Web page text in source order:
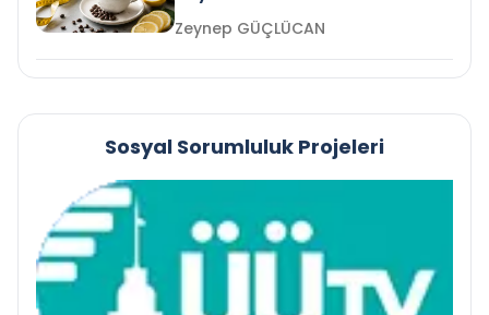
Zeynep GÜÇLÜCAN
Sosyal Sorumluluk Projeleri